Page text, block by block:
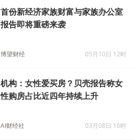
首份新经济家族财富与家族办公室
报告即将重磅来袭
博望财经 05月10日 12时
机构：女性爱买房？贝壳报告称女
性购房占比近四年持续上升
AI财经社 03月08日 16时